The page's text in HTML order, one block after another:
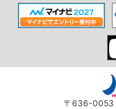
〒636-0053